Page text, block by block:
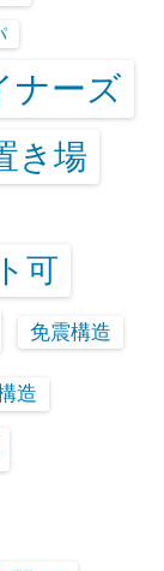
ナーズ
き場
可
免震構造
造